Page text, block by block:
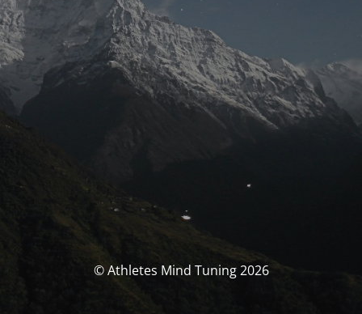
© Athletes Mind Tuning 2026